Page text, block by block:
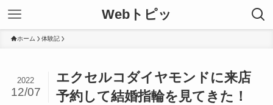
Webトピッ
ホーム 体験記
エクセルコダイヤモンドに来店
予約して結婚指輪を見てきた！
2022
12/07